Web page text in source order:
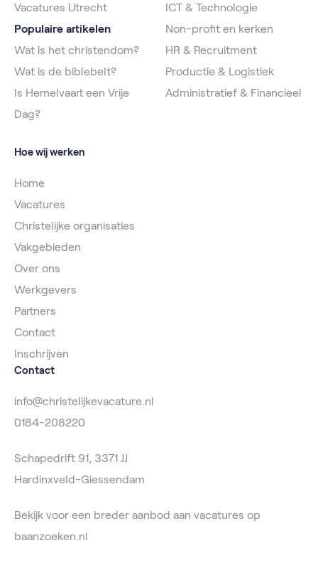
Vacatures Utrecht
Populaire artikelen
Wat is het christendom?
Wat is de biblebelt?
Is Hemelvaart een Vrije
Dag?
ICT & Technologie
Non-profit en kerken
HR & Recruitment
Productie & Logistiek
Administratief & Financieel
Hoe wij werken
Home
Vacatures
Christelijke organisaties
Vakgebieden
Over ons
Werkgevers
Partners
Contact
Inschrijven
Contact
info@christelijkevacature.nl
0184-208220
Schapedrift 91, 3371 JJ
Hardinxveld-Giessendam
Bekijk voor een breder aanbod aan vacatures op
baanzoeken.nl